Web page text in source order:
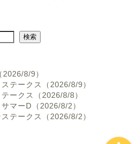
検索
8/9）
テークス（2026/8/9）
ークス（2026/8/8）
マーD（2026/8/2）
テークス（2026/8/2）
プロフィール